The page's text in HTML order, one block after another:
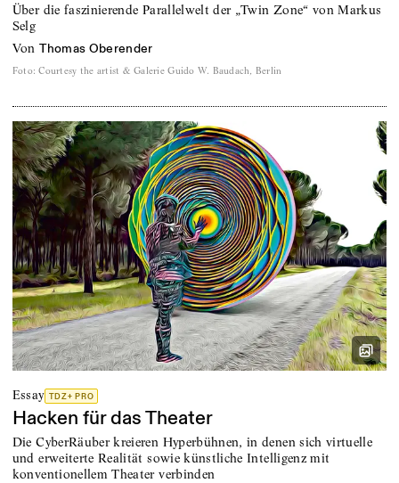
Über die faszinierende Parallelwelt der „Twin Zone“ von Markus
Selg
von Thomas Oberender
Foto: Courtesy the artist & Galerie Guido W. Baudach, Berlin
Essay TDZ+ PRO
Hacken für das Theater
Die CyberRäuber kreieren Hyperbühnen, in denen sich virtuelle
und erweiterte Realität sowie künstliche Intelligenz mit
konventionellem Theater verbinden